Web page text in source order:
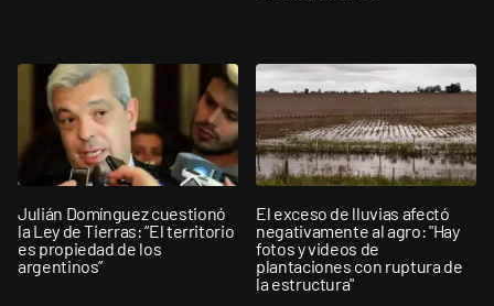
Julián Domínguez cuestionó
la Ley de Tierras: “El territorio
es propiedad de los
argentinos”
El exceso de lluvias afectó
negativamente al agro: "Hay
fotos y videos de
plantaciones con ruptura de
la estructura"